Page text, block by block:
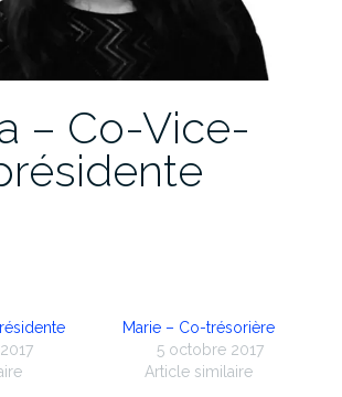
– Co-Vice-
Marie – Co-trésorière
5 octobre 2017
Article similaire